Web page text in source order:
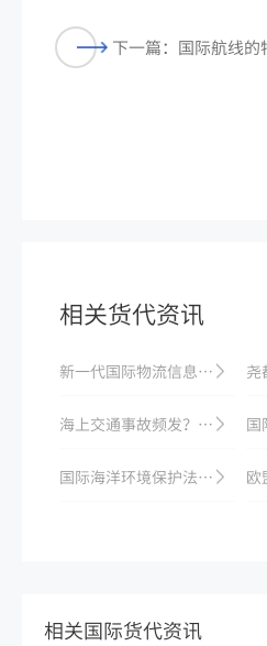
下一篇：国际航线的
相关货代资讯
新一代国际物流信息系统构建
海上交通事故频发？了解国际海运安全规范
国际海洋环境保护法律法规梳理
相关国际货代资讯